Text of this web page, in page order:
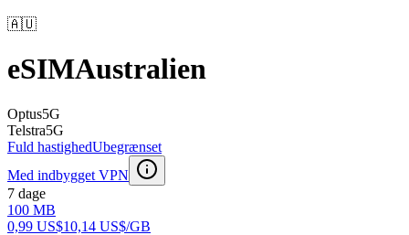
🇦🇺
eSIMAustralien
Optus5G
Telstra5G
Fuld hastighedUbegrænset
Med indbygget VPN
7 dage
100 MB
0,99 US$10,14 US$/GB